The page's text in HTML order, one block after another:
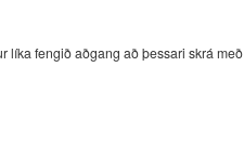
líka fengið aðgang að þessari skrá með